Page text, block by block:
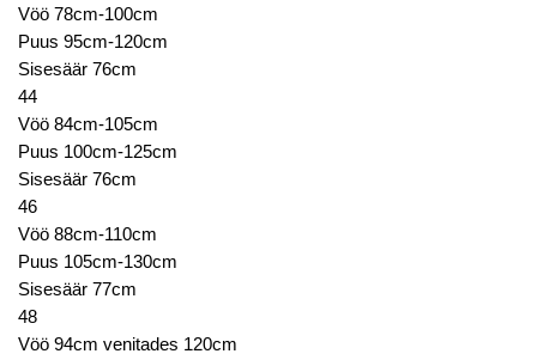
Vöö 78cm-100cm
Puus 95cm-120cm
Sisesäär 76cm
44
Vöö 84cm-105cm
Puus 100cm-125cm
Sisesäär 76cm
46
Vöö 88cm-110cm
Puus 105cm-130cm
Sisesäär 77cm
48
Vöö 94cm venitades 120cm